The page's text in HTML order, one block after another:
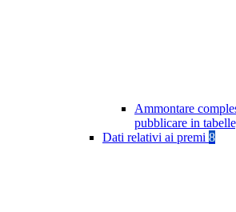
Ammontare
pubblicare in
Dati relativi ai premi 8